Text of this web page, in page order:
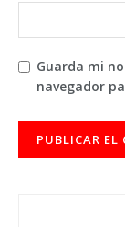
Guarda mi
navegador